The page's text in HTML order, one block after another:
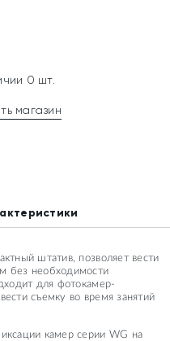
0 шт.
магазин
штатив, позволяет вести
без необходимости
для фотокамер-
съемку во время занятий
камер серии WG на